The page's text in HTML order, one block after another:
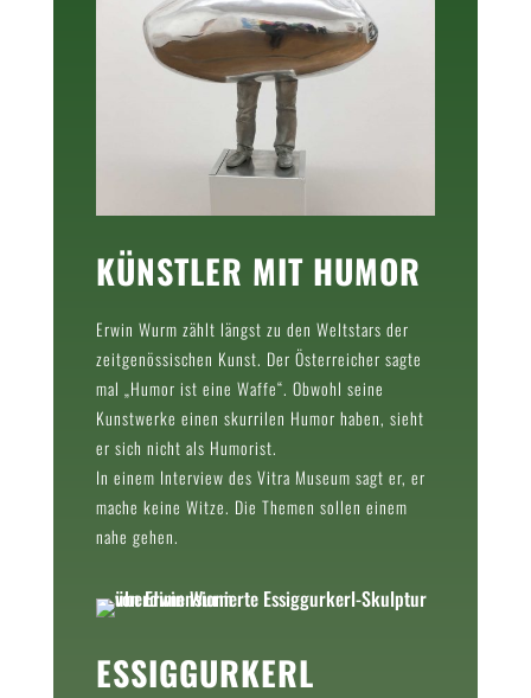
KÜNSTLER MIT HUMOR
Erwin Wurm zählt längst zu den Weltstars der
zeitgenössischen Kunst. Der Österreicher sagte
mal „Humor ist eine Waffe“. Obwohl seine
Kunstwerke einen skurrilen Humor haben, sieht
er sich nicht als Humorist.
In einem Interview des Vitra Museum sagt er, er
mache keine Witze. Die Themen sollen einem
nahe gehen.
ESSIGGURKERL